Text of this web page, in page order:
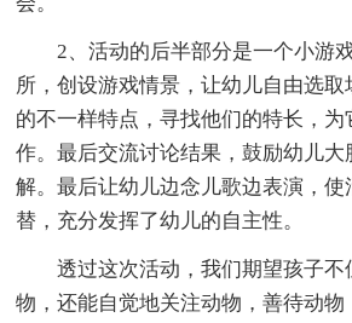
2、活动的后半部分是一个小游
所，创设游戏情景，让幼儿自由选
的不一样特点，寻找他们的特长，为
作。最后交流讨论结果，鼓励幼儿大
解。最后让幼儿边念儿歌边表演，使
替，充分发挥了幼儿的自主性。
透过这次活动，我们期望孩子不
物，还能自觉地关注动物，善待动